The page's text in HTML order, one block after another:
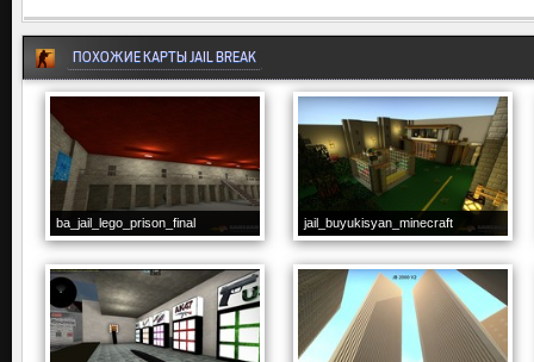
ПОХОЖИЕ КАРТЫ JAIL BREAK
ba_jail_lego_prison_final jail_buyukisyan_minecraft